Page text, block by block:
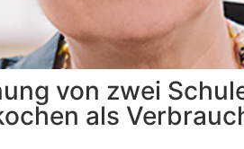
von zwei
als